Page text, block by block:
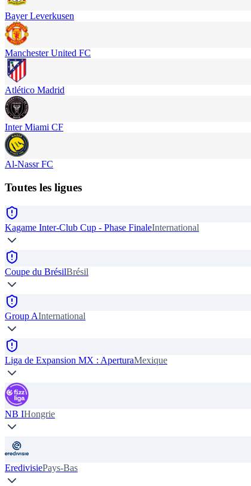
Bayer Leverkusen
Manchester United FC
Atlético Madrid
Inter Miami CF
Al-Nassr FC
Toutes les ligues
Kagame Inter-Club Cup - Phase FinaleInternational
Coupe du BrésilBrésil
Group AInternational
Liga de Expansion MX : AperturaMexique
NB IHongrie
EredivisiePays-Bas